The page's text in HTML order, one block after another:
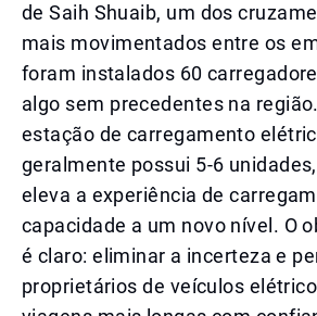
de Saih Shuaib, um dos
mais movimentados entre os
foram instalados 60
algo sem precedentes na
estação de carregamento
geralmente possui 5-6
eleva a experiência de
capacidade a um novo nível. O
é claro: eliminar a incerteza e
proprietários de veículos